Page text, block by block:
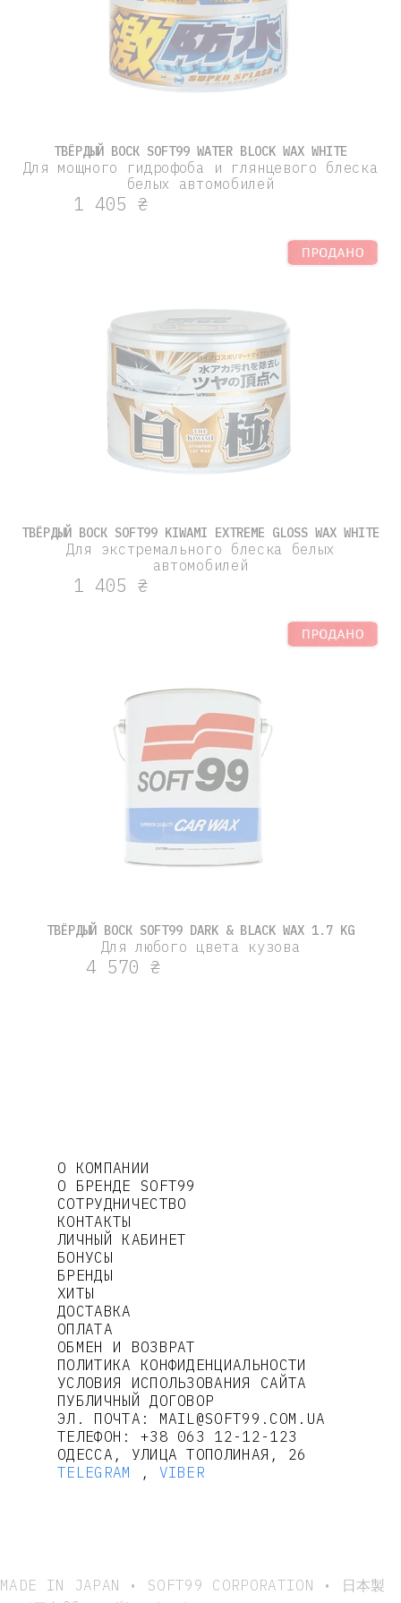
ТВЁРДЫЙ ВОСК SOFT99 WATER BLOCK WAX WHITE
Для мощного гидрофоба и глянцевого блеска
белых автомобилей
1 405 ₴
ТВЁРДЫЙ ВОСК SOFT99 KIWAMI EXTREME GLOSS WAX WHITE
Для экстремального блеска белых
автомобилей
1 405 ₴
ТВЁРДЫЙ ВОСК SOFT99 DARK & BLACK WAX 1.7 KG
Для любого цвета кузова
4 570 ₴
О КОМПАНИИ
О БРЕНДЕ SOFT99
СОТРУДНИЧЕСТВО
КОНТАКТЫ
ЛИЧНЫЙ КАБИНЕТ
БОНУСЫ
БРЕНДЫ
ХИТЫ
ДОСТАВКА
ОПЛАТА
ОБМЕН И ВОЗВРАТ
ПОЛИТИКА КОНФИДЕНЦИАЛЬНОСТИ
УСЛОВИЯ ИСПОЛЬЗОВАНИЯ САЙТА
ПУБЛИЧНЫЙ ДОГОВОР
ЭЛ. ПОЧТА: MAIL@SOFT99.COM.UA
ТЕЛЕФОН: +38 063 12-12-123
ОДЕССА, УЛИЦА ТОПОЛИНАЯ, 26
TELEGRAM
, VIBER
MADE IN JAPAN • SOFT99 CORPORATION • 日本製